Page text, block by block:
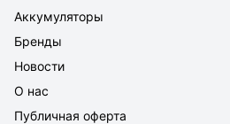
Аккумуляторы
Бренды
Новости
О нас
Публичная оферта